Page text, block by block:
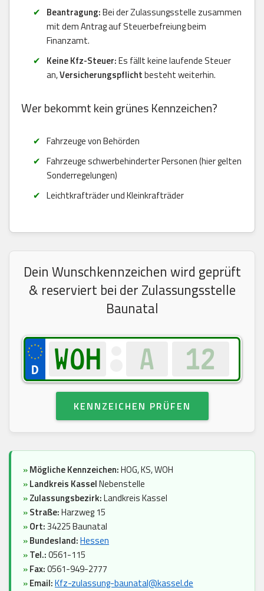
Beantragung:Bei der Zulassungsstelle zusammen
mit dem Antrag auf Steuerbefreiung beim
Finanzamt.
Keine Kfz-Steuer:Es fällt keine laufende Steuer
an,Versicherungspflichtbesteht weiterhin.
Wer bekommt kein grünes Kennzeichen?
Fahrzeuge von Behörden
Fahrzeuge schwerbehinderter Personen (hier gelten
Sonderregelungen)
Leichtkrafträder und Kleinkrafträder
Dein Wunschkennzeichen wird geprüft
& reserviert bei der Zulassungsstelle
Baunatal
KENNZEICHEN PRÜFEN
»Mögliche Kennzeichen:HOG, KS, WOH
»Landkreis KasselNebenstelle
»Zulassungsbezirk:Landkreis Kassel
»Straße:Harzweg 15
»Ort:34225 Baunatal
»Bundesland:Hessen
»Tel.:0561-115
»Fax:0561-949-2777
»Email:Kfz-zulassung-baunatal@kassel.de